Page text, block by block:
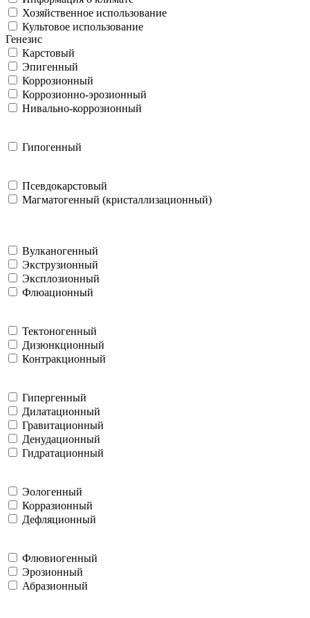
Хозяйственное использование
Культовое использование
Генезис
Карстовый
Эпигенный
Коррозионный
Коррозионно-эрозионный
Нивально-коррозионный
Гипогенный
Псевдокарстовый
Магматогенный (кристаллизационный)
Вулканогенный
Экструзионный
Эксплозионный
Флюационный
Тектоногенный
Дизюнкционный
Контракционный
Гипергенный
Дилатационный
Гравитационный
Денудационный
Гидратационный
Эологенный
Корразионный
Дефляционный
Флювиогенный
Эрозионный
Абразионный